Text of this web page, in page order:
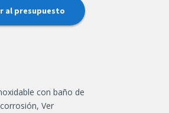
al presupuesto
con baño de
Ver